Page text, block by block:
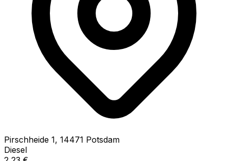
Pirschheide 1, 14471 Potsdam
Diesel